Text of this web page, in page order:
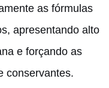
as fórmulas
apresentando alto
e forçando as
conservantes.